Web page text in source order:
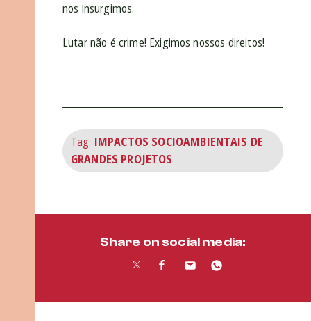
nos insurgimos.
Lutar não é crime! Exigimos nossos direitos!
Tag: IMPACTOS SOCIOAMBIENTAIS DE
GRANDES PROJETOS
Share on social media: